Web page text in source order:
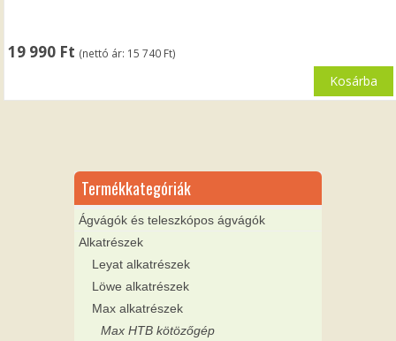
19 990 Ft (nettó ár: 15 740 Ft)
Kosárba
Termékkategóriák
Ágvágók és teleszkópos ágvágók
Alkatrészek
Leyat alkatrészek
Löwe alkatrészek
Max alkatrészek
Max HTB kötözőgép